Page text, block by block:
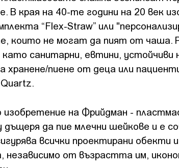
В края на 40-те години на 20 век
“Flex-Straw” или
които не могат да пият от чаша.
като санитарни, евтини,
хранене/пиене от деца или
изобретение на Фрийдман -
да пие млечни шейкове и е
всички проектирани
независимо от възрастта им,